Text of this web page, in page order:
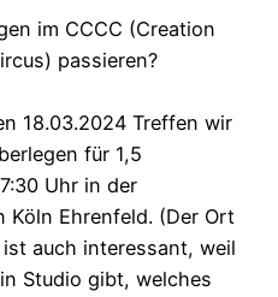
im CCCC (Creation
passieren?
18.03.2024 Treffen wir
für 1,5
Uhr in der
Köln Ehrenfeld. (Der Ort
ist auch interessant, weil
Studio gibt, welches